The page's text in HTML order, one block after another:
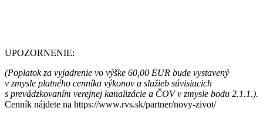
UPOZORNENIE:
(Poplatok za vyjadrenie vo výške 60,00 EUR bude vystavený
v zmysle platného cenníka výkonov a služieb súvisiacich
s prevádzkovaním verejnej kanalizácie a ČOV v zmysle bodu 2.1.1.).
Cenník nájdete na https://www.rvs.sk/partner/novy-zivot/